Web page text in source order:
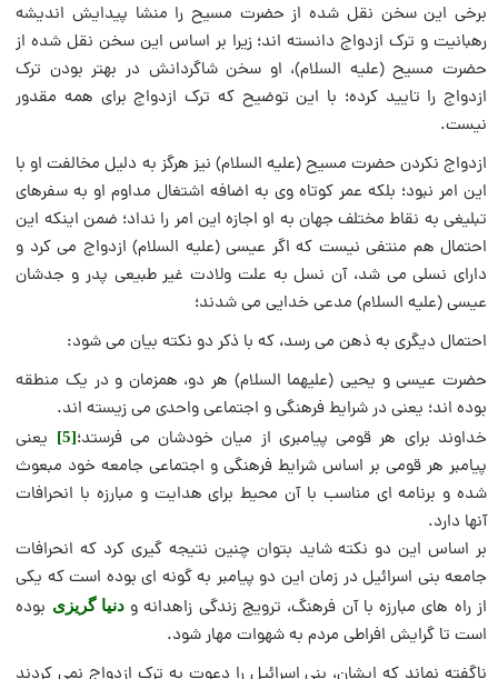
برخی این سخن نقل شده از حضرت مسیح را منشا پیدایش اندیشه
رهبانیت و ترک ازدواج دانسته اند؛ زیرا بر اساس این سخن نقل شده از
حضرت مسیح (علیه السلام)، او سخن شاگردانش در بهتر بودن ترک
ازدواج را تایید کرده؛ با این توضیح که ترک ازدواج برای همه مقدور
نیست.
ازدواج نکردن حضرت مسیح (علیه السلام) نیز هرگز به دلیل مخالفت او با
این امر نبود؛ بلکه عمر کوتاه وی به اضافه اشتغال مداوم او به سفرهای
تبلیغی به نقاط مختلف جهان به او اجازه این امر را نداد؛ ضمن اینکه این
احتمال هم منتفی نیست که اگر عیسی (علیه السلام) ازدواج می کرد و
دارای نسلی می شد، آن نسل به علت ولادت غیر طبیعی پدر و جدشان
عیسی (علیه السلام) مدعی خدایی می شدند؛
احتمال دیگری به ذهن می رسد، که با ذکر دو نکته بیان می شود:
حضرت عیسی و یحیی (علیهما السلام) هر دو، همزمان و در یک منطقه
بوده اند؛ یعنی در شرایط فرهنگی و اجتماعی واحدی می زیسته اند.
خداوند برای هر قومی پیامبری از میان خودشان می فرستد؛[5]
یعنی
پیامبر هر قومی بر اساس شرایط فرهنگی و اجتماعی جامعه خود مبعوث
شده و برنامه ای مناسب با آن محیط برای هدایت و مبارزه با انحرافات
آنها دارد.
بر اساس این دو نکته شاید بتوان چنین نتیجه گیری کرد که انحرافات
جامعه بنی اسرائیل در زمان این دو پیامبر به گونه ای بوده است که یکی
از راه های مبارزه با آن فرهنگ، ترویج زندگی زاهدانه ودنیا گریزی بوده
است تا گرایش افراطی مردم به شهوات مهار شود.